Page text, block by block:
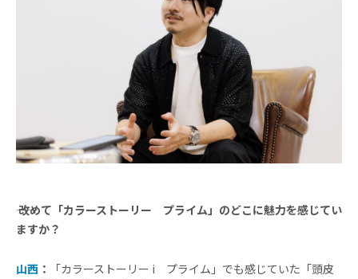
―― 改めて「カラーストーリー プライム」のどこに魅力を感じてい
ますか？
山西 ：
「カラーストーリー i プライム」でも感じていた「頭皮